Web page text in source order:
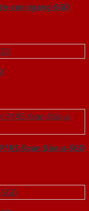
van ngang-SGD
Xoan Đào-a-SGD